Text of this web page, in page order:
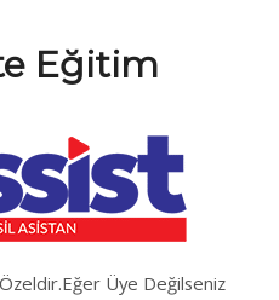
Eğitim
Üye Değilseniz